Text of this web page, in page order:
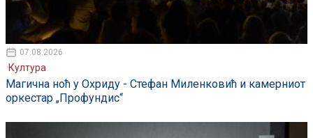
07.08.2026
Култура
Магична ноћ у Охриду - Стефан Миленковић и камерниот
оркестар „Профундис“